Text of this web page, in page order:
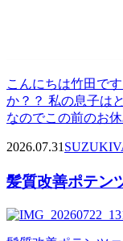
こんにちは竹田で
か？？ 私の息子は
なのでこの前のお
2026.07.31 SUZUKI
髪質改善ポテン